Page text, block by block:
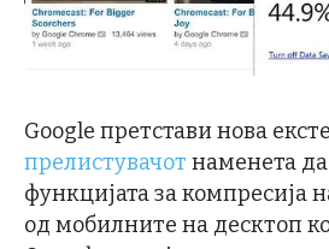
Google претстави нова
прелистувачот наменета да
функцијата за компресија
од мобилните на десктоп